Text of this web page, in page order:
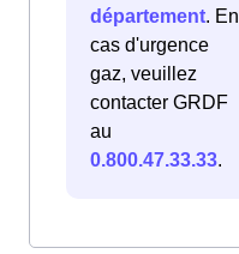
département. En
cas d'urgence
gaz, veuillez
contacter GRDF
au
0.800.47.33.33.